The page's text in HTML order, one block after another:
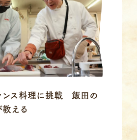
ンス料理に挑戦 飯田の
える